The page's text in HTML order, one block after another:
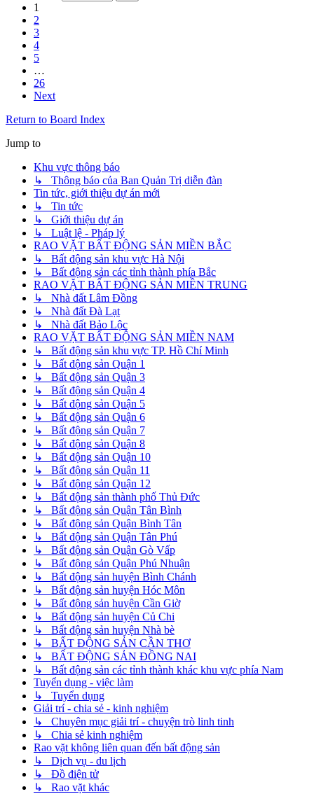
1
2
3
4
5
…
26
Next
Return to Board Index
Jump to
Khu vực thông báo
↳ Thông báo của Ban Quản Trị diễn đàn
Tin tức, giới thiệu dự án mới
↳ Tin tức
↳ Giới thiệu dự án
↳ Luật lệ - Pháp lý
RAO VẶT BẤT ĐỘNG SẢN MIỀN BẮC
↳ Bất động sản khu vực Hà Nội
↳ Bất động sản các tỉnh thành phía Bắc
RAO VẶT BẤT ĐỘNG SẢN MIỀN TRUNG
↳ Nhà đất Lâm Đồng
↳ Nhà đất Đà Lạt
↳ Nhà đất Bảo Lộc
RAO VẶT BẤT ĐỘNG SẢN MIỀN NAM
↳ Bất động sản khu vực TP. Hồ Chí Minh
↳ Bất động sản Quận 1
↳ Bất động sản Quận 3
↳ Bất động sản Quận 4
↳ Bất động sản Quận 5
↳ Bất động sản Quận 6
↳ Bất động sản Quận 7
↳ Bất động sản Quận 8
↳ Bất động sản Quận 10
↳ Bất động sản Quận 11
↳ Bất động sản Quận 12
↳ Bất động sản thành phố Thủ Đức
↳ Bất động sản Quận Tân Bình
↳ Bất động sản Quận Bình Tân
↳ Bất động sản Quận Tân Phú
↳ Bất động sản Quận Gò Vấp
↳ Bất động sản Quận Phú Nhuận
↳ Bất động sản huyện Bình Chánh
↳ Bất động sản huyện Hóc Môn
↳ Bất động sản huyện Cần Giờ
↳ Bất động sản huyện Củ Chi
↳ Bất động sản huyện Nhà bè
↳ BẤT ĐỘNG SẢN CẦN THƠ
↳ BẤT ĐỘNG SẢN ĐỒNG NAI
↳ Bất động sản các tỉnh thành khác khu vực phía Nam
Tuyển dụng - việc làm
↳ Tuyển dụng
Giải trí - chia sẻ - kinh nghiệm
↳ Chuyên mục giải trí - chuyện trò linh tinh
↳ Chia sẻ kinh nghiệm
Rao vặt không liên quan đến bất động sản
↳ Dịch vụ - du lịch
↳ Đồ điện tử
↳ Rao vặt khác